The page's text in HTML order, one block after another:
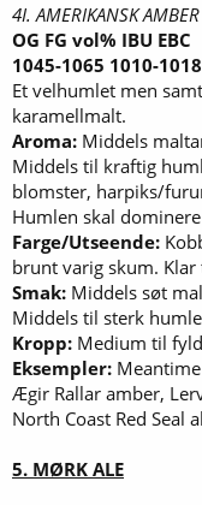
4I. AMERIKANSK AMBER
OG FG vol% IBU EBC
1045-1065 1010-
Et velhumlet men
karamellmalt.
Aroma: Middels
Middels til kraftig
blomster, harpiks/
Humlen skal
Farge/Utseende:
brunt varig skum.
Smak: Middels søt
Middels til sterk
Kropp: Medium til
Eksempler:
Ægir Rallar amber,
North Coast Red Seal
5. MØRK ALE